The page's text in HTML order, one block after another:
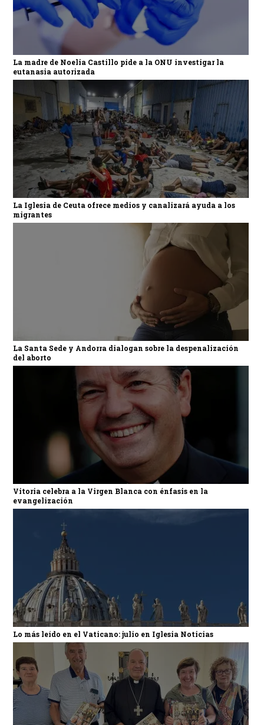
La madre de Noelia Castillo pide a la ONU investigar la
eutanasia autorizada
La Iglesia de Ceuta ofrece medios y canalizará ayuda a los
migrantes
La Santa Sede y Andorra dialogan sobre la despenalización
del aborto
Vitoria celebra a la Virgen Blanca con énfasis en la
evangelización
Lo más leído en el Vaticano: julio en Iglesia Noticias